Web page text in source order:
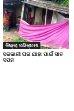
ଜିଲ୍ଲା ପରିକ୍ରମା
ସରକାରୀ ଘର ଯାହା ପାଇଁ ସାତ
ସପନ